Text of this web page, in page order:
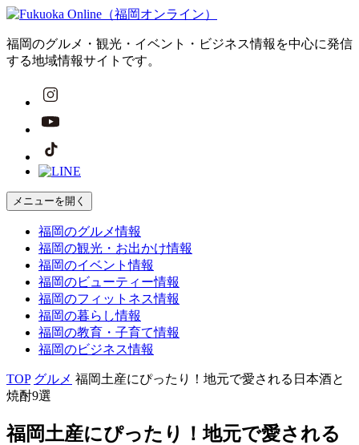
福岡のグルメ・観光・イベント・ビジネス情報を中心に発信
する地域情報サイトです。
メニューを開く
福岡のグルメ情報
福岡の観光・お出かけ情報
福岡のイベント情報
福岡のビューティー情報
福岡のフィットネス情報
福岡の暮らし情報
福岡の教育・子育て情報
福岡のビジネス情報
TOP グルメ 福岡土産にぴったり！地元で愛される日本酒と
焼酎9選
福岡土産にぴったり！地元で愛される